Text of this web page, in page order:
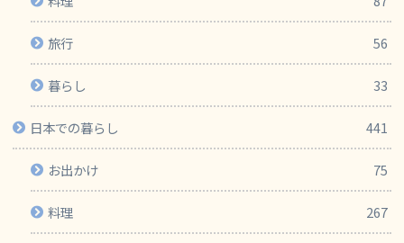
旅行 56
暮らし 33
日本での暮らし 441
お出かけ 75
料理 267